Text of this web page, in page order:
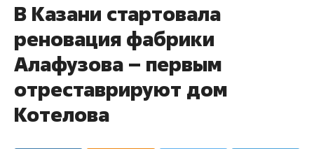
В Казани стартовала
реновация фабрики
Алафузова – первым
отреставрируют дом
Котелова